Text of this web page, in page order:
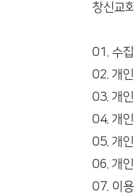
창신교
01. 수
02. 개
03. 개
04. 개
05. 개
06. 개
07. 이